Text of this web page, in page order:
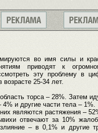
во имя силы и
приводят к
эту проблему в
25-34 лет.
торса – 28%. Затем
и другие части тела – 1%.
являются растяжения –
отвечают за 10%
– в 0,1% и другие